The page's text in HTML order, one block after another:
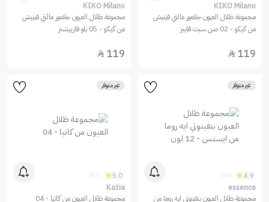
KIKO Milano
مجموعة ظلال العيون جلامور مالتي فينيش
من كيكو - 02 صن سيت فايبز
119

KIKO Milano
مجموعة ظلال العيون جلامور مالتي فينيش
من كيكو - 05 بلو فارييشنز
119

غير متوفر
4.9
essence
مجموعة ظلال العيون بنفينوتي ايه روما من
غير متوفر
5.0
Katia
مجموعة ظلال العيون من كاتيا - 04